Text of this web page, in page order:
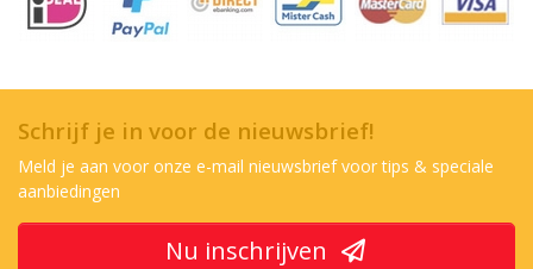
Schrijf je in voor de nieuwsbrief!
Meld je aan voor onze e-mail nieuwsbrief voor tips & speciale
aanbiedingen
Nu inschrijven